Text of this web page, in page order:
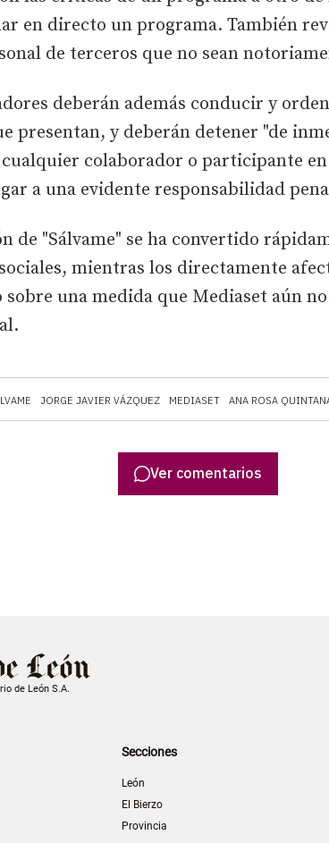
JORGE JAVIER VÁZQUEZ MEDIASET ANA ROSA
en directo un programa. También
de terceros que no sean
deberán además conducir y
presentan, y deberán detener "de
colaborador o participante
a una evidente responsabilidad
de "Sálvame" se ha convertido
mientras los directamente
una medida que Mediaset aún
Ver comentarios
de León S.A.
Secciones
León
El Bierzo
Provincia